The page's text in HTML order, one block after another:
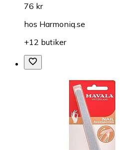
76 kr
hos Harmoniq.se
+12 butiker